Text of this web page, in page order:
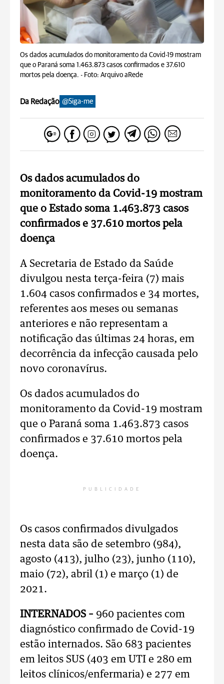
Os dados acumulados do monitoramento da Covid-19 mostram
que o Paraná soma 1.463.873 casos confirmados e 37.610
mortos pela doença. - Foto: Arquivo aRede
Da Redação @Siga-me
Os dados acumulados do
monitoramento da Covid-19 mostram
que o Estado soma 1.463.873 casos
confirmados e 37.610 mortos pela
doença
A Secretaria de Estado da Saúde
divulgou nesta terça-feira (7) mais
1.604 casos confirmados e 34 mortes,
referentes aos meses ou semanas
anteriores e não representam a
notificação das últimas 24 horas, em
decorrência da infecção causada pelo
novo coronavírus.
Os dados acumulados do
monitoramento da Covid-19 mostram
que o Paraná soma 1.463.873 casos
confirmados e 37.610 mortos pela
doença.
PUBLICIDADE
Os casos confirmados divulgados
nesta data são de setembro (984),
agosto (413), julho (23), junho (110),
maio (72), abril (1) e março (1) de
2021.
INTERNADOS – 960 pacientes com
diagnóstico confirmado de Covid-19
estão internados. São 683 pacientes
em leitos SUS (403 em UTI e 280 em
leitos clínicos/enfermaria) e 277 em